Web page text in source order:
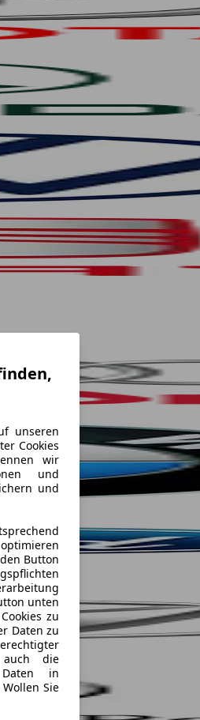
unseren
Cookies
wir
und
und
Button
unten
zu
Daten zu
die
Daten in
Sie